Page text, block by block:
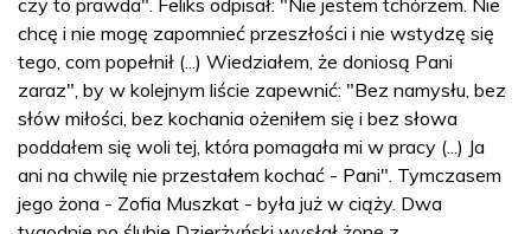
czy to prawda". Feliks odpisał: "Nie jestem tchórzem. Nie
chcę i nie mogę zapomnieć przeszłości i nie wstydzę się
tego, com popełnił (...) Wiedziałem, że doniosą Pani
zaraz", by w kolejnym liście zapewnić: "Bez namysłu, bez
słów miłości, bez kochania ożeniłem się i bez słowa
poddałem się woli tej, która pomagała mi w pracy (...) Ja
ani na chwilę nie przestałem kochać - Pani". Tymczasem
jego żona - Zofia Muszkat - była już w ciąży. Dwa